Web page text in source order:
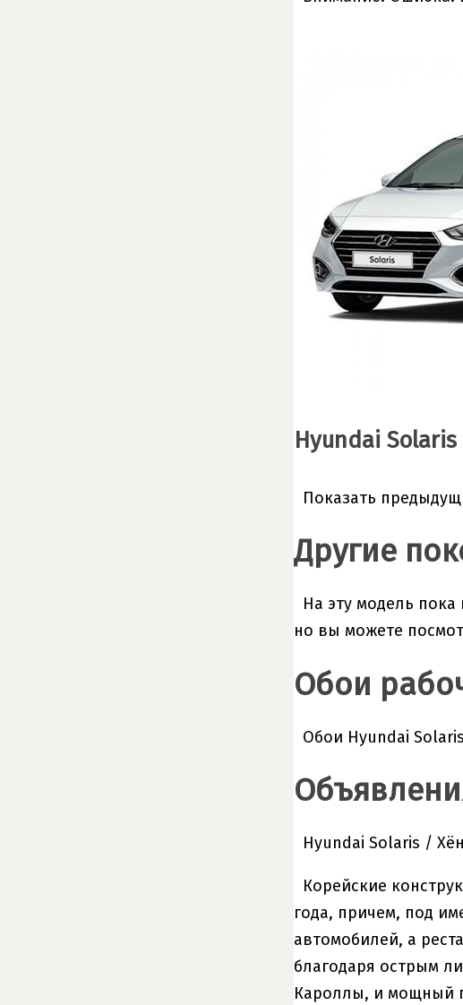
Hyundai Solaris
Показать
Другие
На эту модель пока
но вы можете
Обои
Обои Hyundai Solaris
Hyundai Solaris /
Корейские
года, причем, под
автомобилей, а
благодаря острым
Кароллы, и мощный